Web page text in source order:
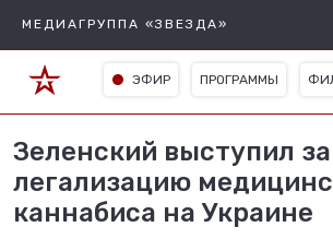
МЕДИАГРУППА «ЗВЕЗДА»
ЭФИР ПРОГРАММЫ
Зеленский выступил за
легализацию
каннабиса на Украине